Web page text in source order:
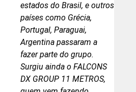
estados do Brasil, e outros
países como Grécia,
Portugal, Paraguai,
Argentina passaram a
fazer parte do grupo.
Surgiu ainda o FALCONS
DX GROUP 11 METROS,